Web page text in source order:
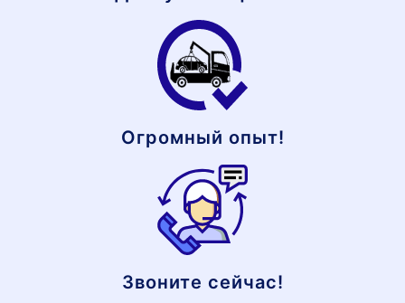
Огромный опыт!
Звоните сейчас!